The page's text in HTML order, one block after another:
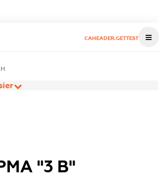
CAHEADER.GETTEST
"3 В"